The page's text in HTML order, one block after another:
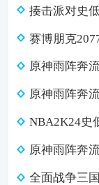
揍击派对史
赛博朋克2077往日
原神雨阵奔流之述
原神雨阵奔流之述
NBA2K24史
原神雨阵奔流之
全面战争三国